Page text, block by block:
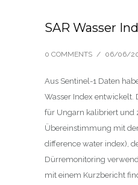
SAR Wasser
0 COMMENTS / 06/06/
Aus Sentinel-1 Daten
Wasser Index entwickelt.
für Ungarn kalibriert und
Übereinstimmung mit
difference water index),
Dürremonitoring
mit einem Kurzbericht